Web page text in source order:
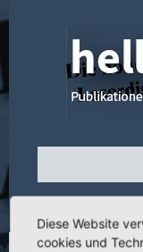
Diese Website
cookies und